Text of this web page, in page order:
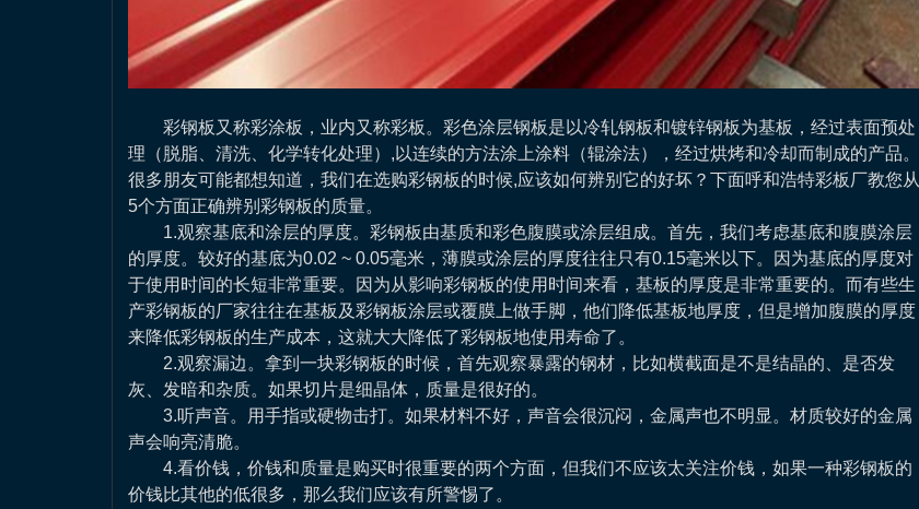
彩钢板又称彩涂板，业内又称彩板。彩色涂层钢板是以冷轧钢板和镀锌钢板为基板，经过表面预处
理（脱脂、清洗、化学转化处理）,以连续的方法涂上涂料（辊涂法），经过烘烤和冷却而制成的产品。
很多朋友可能都想知道，我们在选购彩钢板的时候,应该如何辨别它的好坏？下面呼和浩特彩板厂教您从
5个方面正确辨别彩钢板的质量。
1.观察基底和涂层的厚度。彩钢板由基质和彩色腹膜或涂层组成。首先，我们考虑基底和腹膜涂层
的厚度。较好的基底为0.02 ~ 0.05毫米，薄膜或涂层的厚度往往只有0.15毫米以下。因为基底的厚度对
于使用时间的长短非常重要。因为从影响彩钢板的使用时间来看，基板的厚度是非常重要的。而有些生
产彩钢板的厂家往往在基板及彩钢板涂层或覆膜上做手脚，他们降低基板地厚度，但是增加腹膜的厚度
来降低彩钢板的生产成本，这就大大降低了彩钢板地使用寿命了。
2.观察漏边。拿到一块彩钢板的时候，首先观察暴露的钢材，比如横截面是不是结晶的、是否发
灰、发暗和杂质。如果切片是细晶体，质量是很好的。
3.听声音。用手指或硬物击打。如果材料不好，声音会很沉闷，金属声也不明显。材质较好的金属
声会响亮清脆。
4.看价钱，价钱和质量是购买时很重要的两个方面，但我们不应该太关注价钱，如果一种彩钢板的
价钱比其他的低很多，那么我们应该有所警惕了。